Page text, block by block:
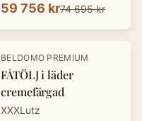
59 756 kr74 695 kr
-30 %
BELDOMO PREMIUM
FÅTÖLJ i läder
cremefärgad
XXXLutz